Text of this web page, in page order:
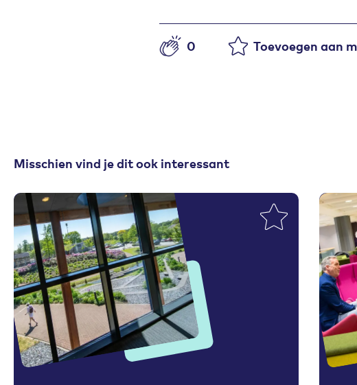
Aantal likes
0 Toevoegen aan
Misschien vind je dit ook interessant
Toevoegen aan favorieten